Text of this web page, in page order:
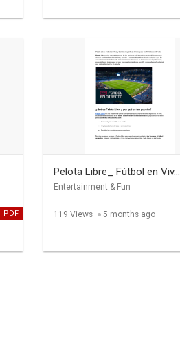
PDF
Pelota Libre_ Fútbol en Viv...
Entertainment & Fun
119 Views 5 months ago